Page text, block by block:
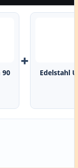
90
+
Edelstahl